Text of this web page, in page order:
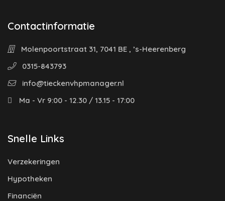
Contactinformatie
Molenpoortstraat 31, 7041 BE , ’s-Heerenberg
0315-843793
info@tieckenvhpmanager.nl
Ma - Vr 9:00 - 12.30 / 13.15 - 17:00
Snelle Links
Verzekeringen
Hypotheken
Financiën